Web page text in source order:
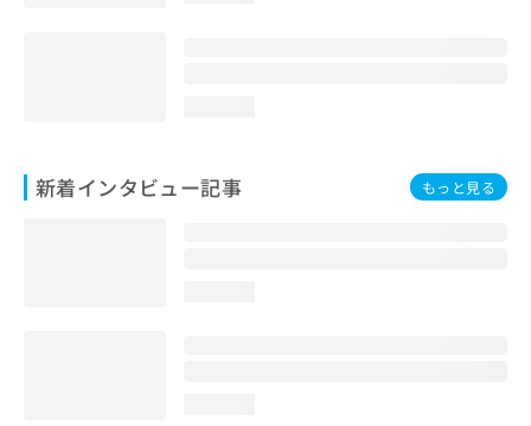
新着インタビュー記事 もっと見る